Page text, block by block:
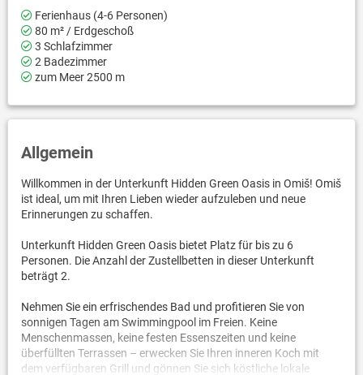
Ferienhaus (4-6 Personen)
80 m² / Erdgeschoß
3 Schlafzimmer
2 Badezimmer
zum Meer 2500 m
Allgemein
Willkommen in der Unterkunft Hidden Green Oasis in Omiš! Omiš
ist ideal, um mit Ihren Lieben wieder aufzuleben und neue
Erinnerungen zu schaffen.
Unterkunft Hidden Green Oasis bietet Platz für bis zu 6
Personen. Die Anzahl der Zustellbetten in dieser Unterkunft
beträgt 2.
Nehmen Sie ein erfrischendes Bad und profitieren Sie von
sonnigen Tagen am Swimmingpool im Freien. Keine
Menschenmassen, keine festen Essenszeiten und keine
überfüllten Terrassen – erwecken Sie Ihren inneren Koch mit
dem verfügbaren Grill und gönnen Sie sich köstliche lokale